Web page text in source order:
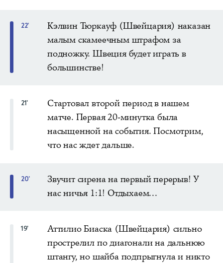
22'
Кэлвин Тюркауф (Швейцария) наказан
малым скамеечным штрафом за
подножку. Швеция будет играть в
большинстве!
21'
Стартовал второй период в нашем
матче. Первая 20-минутка была
насыщенной на события. Посмотрим,
что нас ждет дальше.
20'
Звучит сирена на первый перерыв! У
нас ничья 1:1! Отдыхаем...
19'
Аттилио Биаска (Швейцария) сильно
прострелил по диагонали на дальнюю
штангу, но шайба подпрыгнула и никто